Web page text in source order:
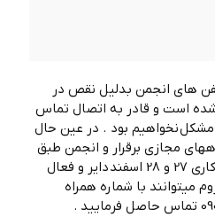
هاي انجمن بدليل نقص در
شده است و قادر به اتصال تماس
نخواهيم بود . در عين حال
مجازي برقرار و انجمن طبق
سنوات پيشين و در روزهاي كاري 27 و 28 اسفند داير و فعال
با شماره همراه